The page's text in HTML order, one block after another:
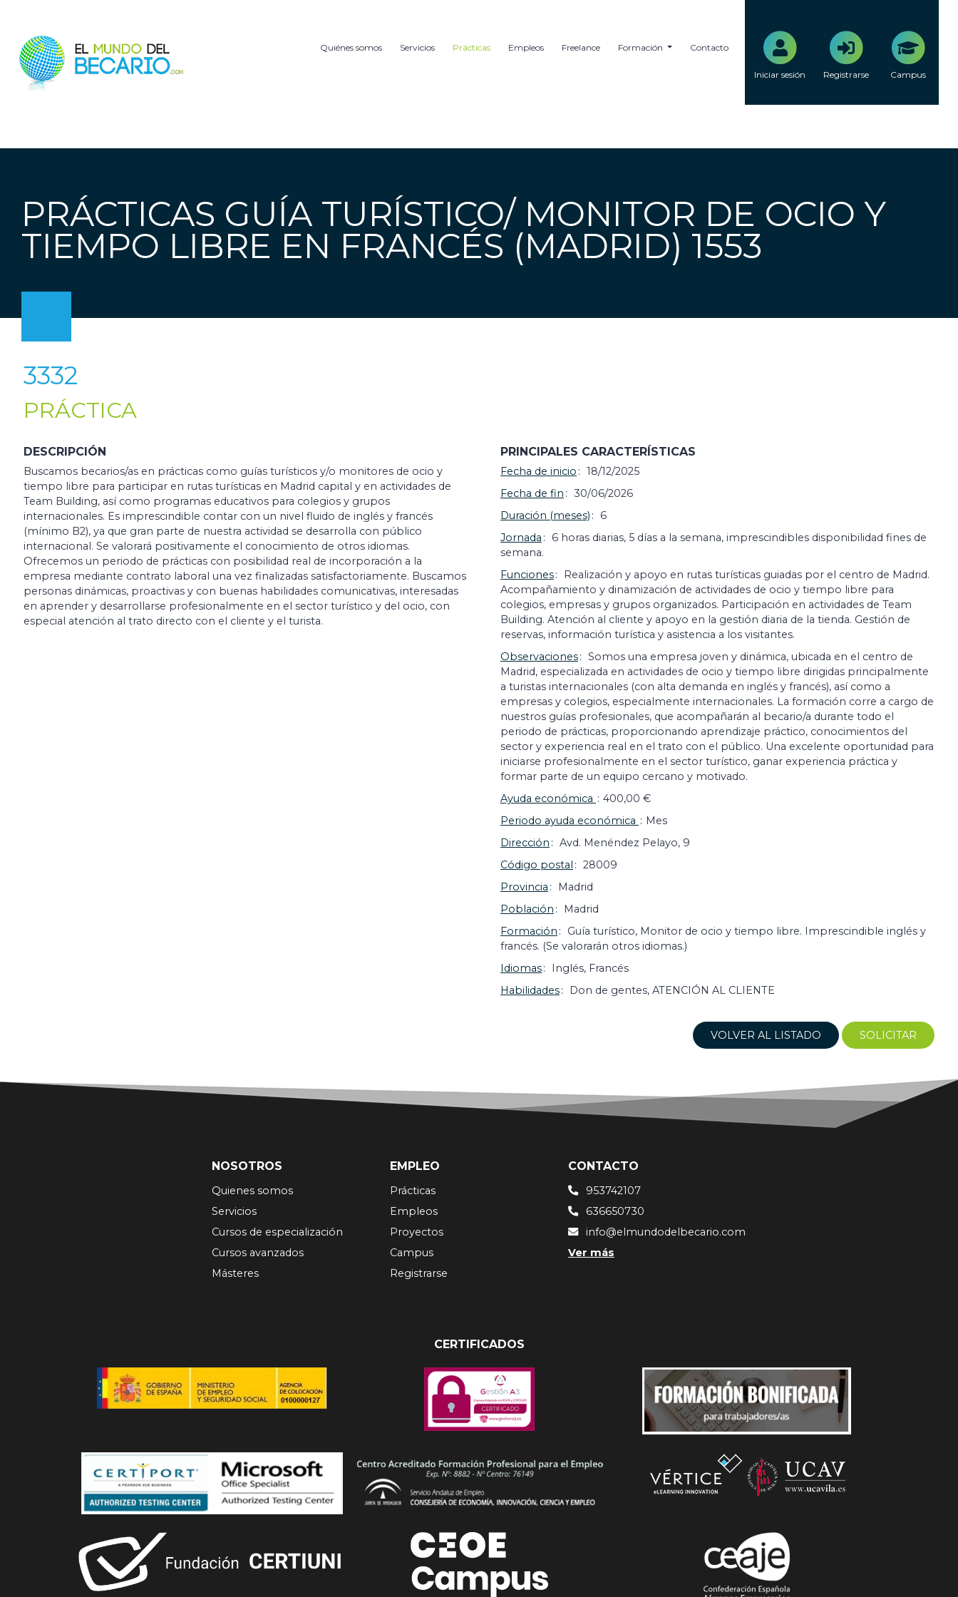
Quiénes somos Servicios Prácticas Empleos Freelance Formación Contacto
Iniciar sesión Registrarse Campus
PRÁCTICAS GUÍA TURÍSTICO/ MONITOR DE OCIO Y
TIEMPO LIBRE EN FRANCÉS (MADRID) 1553
3332
PRÁCTICA
DESCRIPCIÓN
Buscamos becarios/as en prácticas como guías turísticos y/o monitores de ocio y
tiempo libre para participar en rutas turísticas en Madrid capital y en actividades de
Team Building, así como programas educativos para colegios y grupos
internacionales. Es imprescindible contar con un nivel fluido de inglés y francés
(mínimo B2), ya que gran parte de nuestra actividad se desarrolla con público
internacional. Se valorará positivamente el conocimiento de otros idiomas.
Ofrecemos un periodo de prácticas con posibilidad real de incorporación a la
empresa mediante contrato laboral una vez finalizadas satisfactoriamente. Buscamos
personas dinámicas, proactivas y con buenas habilidades comunicativas, interesadas
en aprender y desarrollarse profesionalmente en el sector turístico y del ocio, con
especial atención al trato directo con el cliente y el turista.
PRINCIPALES CARACTERÍSTICAS
Fecha de inicio
18/12/2025
Fecha de fin
30/06/2026
Duración (meses)
6
Jornada
6 horas diarias, 5 días a la semana, imprescindibles disponibilidad fines de
semana.
Funciones
Realización y apoyo en rutas turísticas guiadas por el centro de Madrid.
Acompañamiento y dinamización de actividades de ocio y tiempo libre para
colegios, empresas y grupos organizados. Participación en actividades de Team
Building. Atención al cliente y apoyo en la gestión diaria de la tienda. Gestión de
reservas, información turística y asistencia a los visitantes.
Observaciones
Somos una empresa joven y dinámica, ubicada en el centro de
Madrid, especializada en actividades de ocio y tiempo libre dirigidas principalmente
a turistas internacionales (con alta demanda en inglés y francés), así como a
empresas y colegios, especialmente internacionales. La formación corre a cargo de
nuestros guías profesionales, que acompañarán al becario/a durante todo el
periodo de prácticas, proporcionando aprendizaje práctico, conocimientos del
sector y experiencia real en el trato con el público. Una excelente oportunidad para
iniciarse profesionalmente en el sector turístico, ganar experiencia práctica y
formar parte de un equipo cercano y motivado.
Ayuda económica
400,00 €
Periodo ayuda económica
Mes
Dirección
Avd. Menéndez Pelayo, 9
Código postal
28009
Provincia
Madrid
Población
Madrid
Formación
Guía turístico, Monitor de ocio y tiempo libre. Imprescindible inglés y
francés. (Se valorarán otros idiomas.)
Idiomas
Inglés, Francés
Habilidades
Don de gentes, ATENCIÓN AL CLIENTE
VOLVER AL LISTADO SOLICITAR
NOSOTROS
Quienes somos
Servicios
Cursos de especialización
Cursos avanzados
Másteres
EMPLEO
Prácticas
Empleos
Proyectos
Campus
Registrarse
CONTACTO
953742107
636650730
info@elmundodelbecario.com
Ver más
CERTIFICADOS